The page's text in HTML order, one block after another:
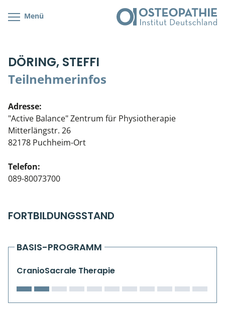
Menü
DÖRING, STEFFI
Teilnehmerinfos
Adresse:
"Active Balance" Zentrum für Physiotherapie
Mitterlängstr. 26
82178 Puchheim-Ort
Telefon:
089-80073700
FORTBILDUNGSSTAND
BASIS-PROGRAMM
CranioSacrale Therapie
Cranial/Neurale Osteopathie
Parietale Osteopathie
Viszerale Osteopathie
Klinische & Praktische Kurse
Live Online-Kurse
Kursorte mit Kursangeboten
Bonus-Programm
Veranstaltungsticket DB
Wissenswertes
Teilnehmerliste
Stellenbörse
Soziales Engagement